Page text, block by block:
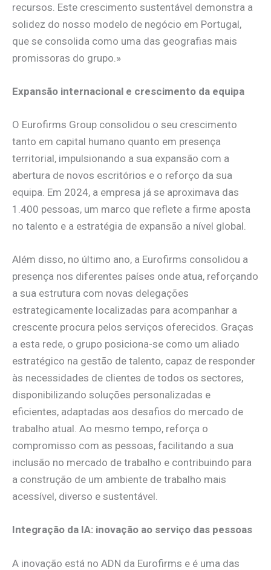
recursos. Este crescimento sustentável demonstra a
solidez do nosso modelo de negócio em Portugal,
que se consolida como uma das geografias mais
promissoras do grupo.»
Expansão internacional e crescimento da equipa
O Eurofirms Group consolidou o seu crescimento
tanto em capital humano quanto em presença
territorial, impulsionando a sua expansão com a
abertura de novos escritórios e o reforço da sua
equipa. Em 2024, a empresa já se aproximava das
1.400 pessoas, um marco que reflete a firme aposta
no talento e a estratégia de expansão a nível global.
Além disso, no último ano, a Eurofirms consolidou a
presença nos diferentes países onde atua, reforçando
a sua estrutura com novas delegações
estrategicamente localizadas para acompanhar a
crescente procura pelos serviços oferecidos. Graças
a esta rede, o grupo posiciona-se como um aliado
estratégico na gestão de talento, capaz de responder
às necessidades de clientes de todos os sectores,
disponibilizando soluções personalizadas e
eficientes, adaptadas aos desafios do mercado de
trabalho atual. Ao mesmo tempo, reforça o
compromisso com as pessoas, facilitando a sua
inclusão no mercado de trabalho e contribuindo para
a construção de um ambiente de trabalho mais
acessível, diverso e sustentável.
Integração da IA: inovação ao serviço das pessoas
A inovação está no ADN da Eurofirms e é uma das